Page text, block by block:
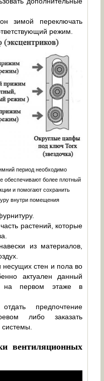
зимой переключать
режим.
период необходимо
обеспечивают более плотный
и помогают сохранить
внутри помещения
растений, которые
из материалов,
несущих стен и пола во
актуален данный
на первом этаже в
предпочтение
либо заказать
вентиляционных